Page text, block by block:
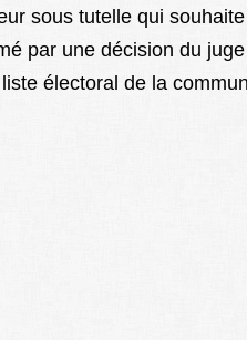
sous tutelle qui
par une décision du
électoral de la